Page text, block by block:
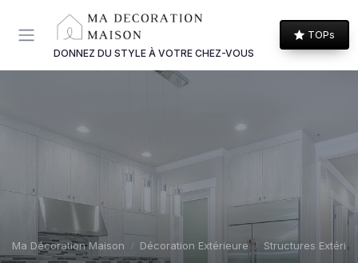
DONNEZ DU STYLE À VOTRE CHEZ-VOUS
TOPs
Ma Décoration Maison Décoration Extérieure Structures
Panneau de gestion des cookies